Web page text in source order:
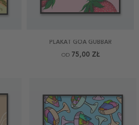
PLAKAT GOA GUBBAR
OD 75,00 ZŁ